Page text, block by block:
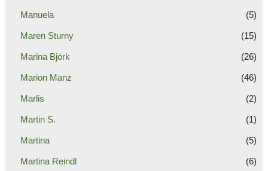
Manuela (5)
Maren Sturny (15)
Marina Björk (26)
Marion Manz (46)
Marlis (2)
Martin S. (1)
Martina (5)
Martina Reindl (6)